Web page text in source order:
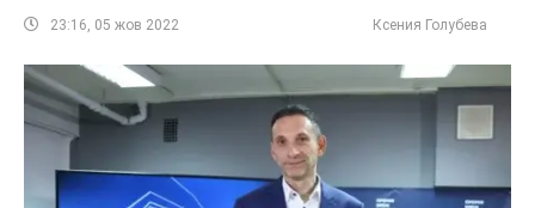
23:16, 05 жов 2022 Ксения Голубева